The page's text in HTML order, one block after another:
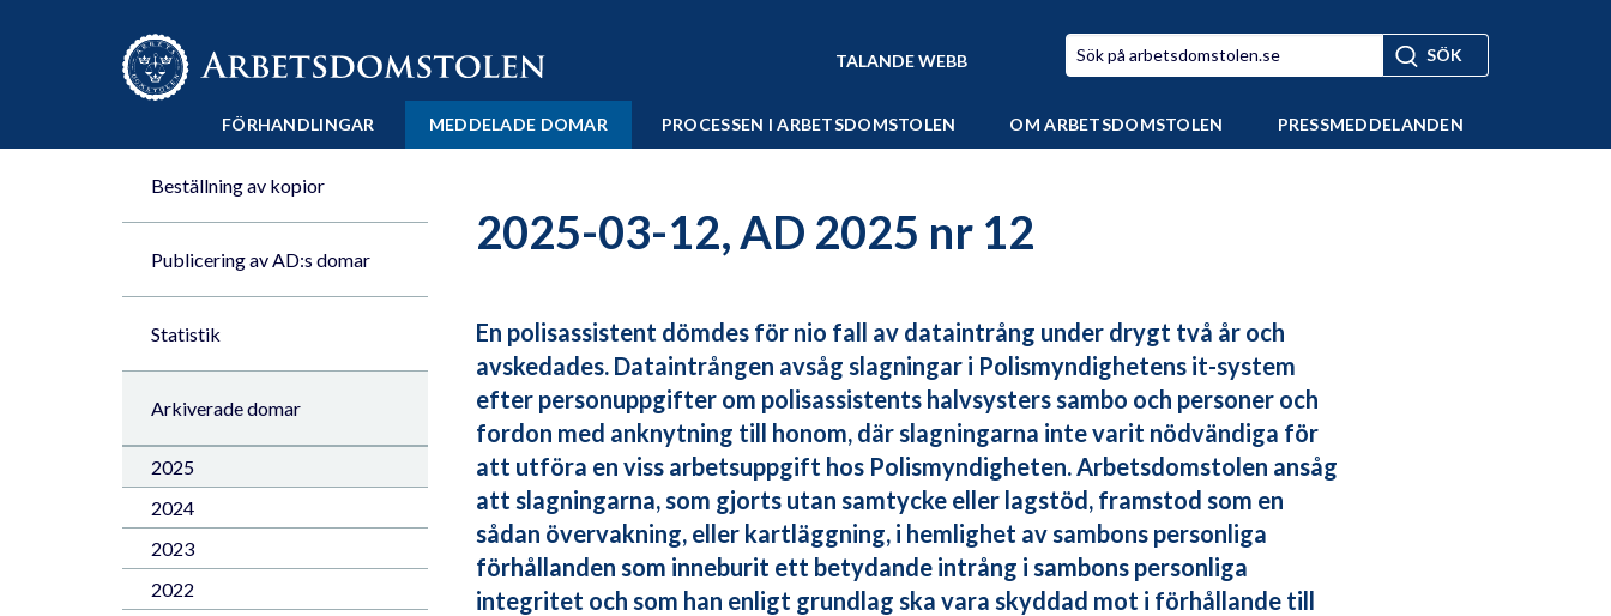
Till innehåll på sidan x
TALANDE WEBB
FÖRHANDLINGAR MEDDELADE DOMAR PROCESSEN I ARBETSDOMSTOLEN OM ARBETSDOMSTOLEN PRESSMEDDELANDEN
Beställning av kopior
Publicering av AD:s domar
Statistik
Arkiverade domar
2025
2024
2023
2022
2025-03-12, AD 2025 nr 12
En polisassistent dömdes för nio fall av dataintrång under drygt två år och
avskedades. Dataintrången avsåg slagningar i Polismyndighetens it-system
efter personuppgifter om polisassistents halvsysters sambo och personer och
fordon med anknytning till honom, där slagningarna inte varit nödvändiga för
att utföra en viss arbetsuppgift hos Polismyndigheten. Arbetsdomstolen ansåg
att slagningarna, som gjorts utan samtycke eller lagstöd, framstod som en
sådan övervakning, eller kartläggning, i hemlighet av sambons personliga
förhållanden som inneburit ett betydande intrång i sambons personliga
integritet och som han enligt grundlag ska vara skyddad mot i förhållande till